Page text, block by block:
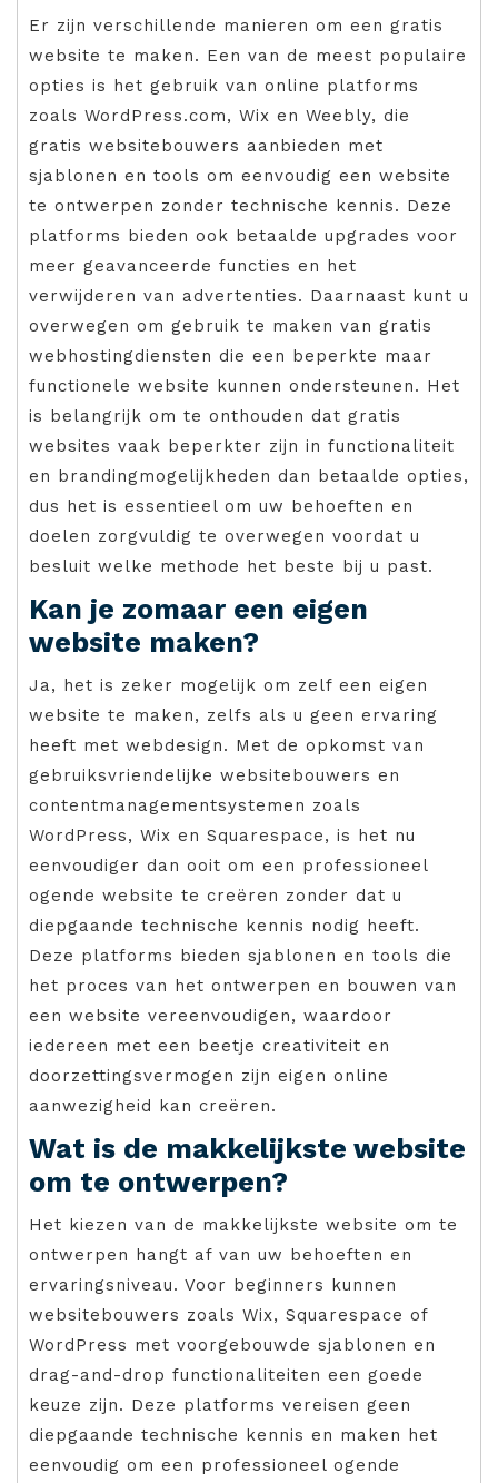
Er zijn verschillende manieren om een gratis
website te maken. Een van de meest populaire
opties is het gebruik van online platforms
zoals WordPress.com, Wix en Weebly, die
gratis websitebouwers aanbieden met
sjablonen en tools om eenvoudig een website
te ontwerpen zonder technische kennis. Deze
platforms bieden ook betaalde upgrades voor
meer geavanceerde functies en het
verwijderen van advertenties. Daarnaast kunt u
overwegen om gebruik te maken van gratis
webhostingdiensten die een beperkte maar
functionele website kunnen ondersteunen. Het
is belangrijk om te onthouden dat gratis
websites vaak beperkter zijn in functionaliteit
en brandingmogelijkheden dan betaalde opties,
dus het is essentieel om uw behoeften en
doelen zorgvuldig te overwegen voordat u
besluit welke methode het beste bij u past.
Kan je zomaar een eigen
website maken?
Ja, het is zeker mogelijk om zelf een eigen
website te maken, zelfs als u geen ervaring
heeft met webdesign. Met de opkomst van
gebruiksvriendelijke websitebouwers en
contentmanagementsystemen zoals
WordPress, Wix en Squarespace, is het nu
eenvoudiger dan ooit om een professioneel
ogende website te creëren zonder dat u
diepgaande technische kennis nodig heeft.
Deze platforms bieden sjablonen en tools die
het proces van het ontwerpen en bouwen van
een website vereenvoudigen, waardoor
iedereen met een beetje creativiteit en
doorzettingsvermogen zijn eigen online
aanwezigheid kan creëren.
Wat is de makkelijkste website
om te ontwerpen?
Het kiezen van de makkelijkste website om te
ontwerpen hangt af van uw behoeften en
ervaringsniveau. Voor beginners kunnen
websitebouwers zoals Wix, Squarespace of
WordPress met voorgebouwde sjablonen en
drag-and-drop functionaliteiten een goede
keuze zijn. Deze platforms vereisen geen
diepgaande technische kennis en maken het
eenvoudig om een professioneel ogende